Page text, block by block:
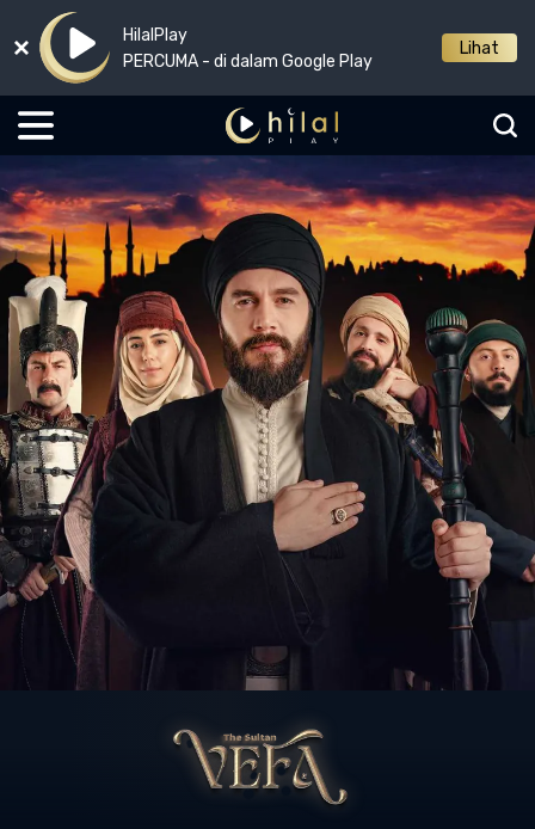
HilalPlay
PERCUMA - di dalam Google Play
Lihat